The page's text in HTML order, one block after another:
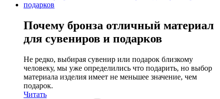
Почему бронза отличный материал
для сувениров и подарков
Не редко, выбирая сувенир или подарок близкому
человеку, мы уже определились что подарить, но выбор
материала изделия имеет не меньшее значение, чем
подарок.
Читать